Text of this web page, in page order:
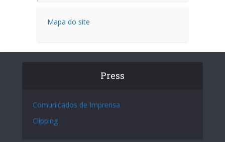
Mapa do site
Press
Comunicados de Imprensa
Clipping